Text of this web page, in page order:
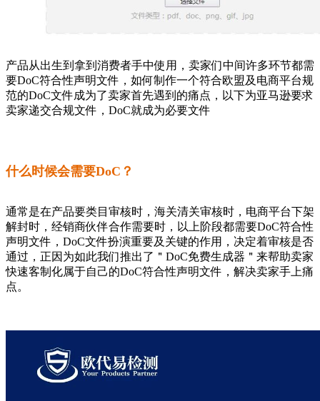
产品从出生到拿到消费者手中使用，卖家们中间许多环节都需
要DoC符合性声明文件，如何制作一个符合欧盟及电商平台规
范的DoC文件成为了卖家首先遇到的痛点，以下为亚马逊要求
卖家递交合规文件，DoC就成为必要文件
什么时候会需要DoC？
通常是在产品要类目审核时，海关清关审核时，电商平台下架
解封时，经销商伙伴合作需要时，以上阶段都需要DoC符合性
声明文件，DoC文件扮演重要及关键的作用，决定着审核是否
通过，正因为如此我们推出了＂DoC免费生成器＂来帮助卖家
快速客制化属于自己的DoC符合性声明文件，解决卖家手上痛
点。